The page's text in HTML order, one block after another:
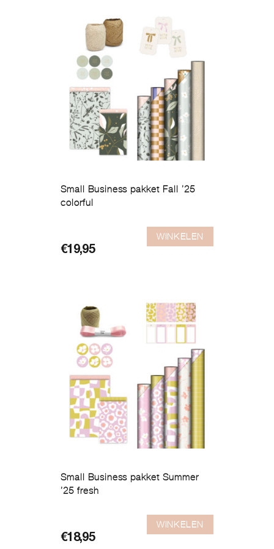
gekozen
worden
productpagina
Small Business pakket Fall ’25
colorful
€19,95
WINKELEN
Small Business pakket Summer
’25 fresh
€18,95
WINKELEN